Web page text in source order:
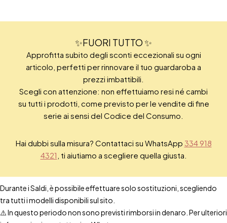
✨FUORI TUTTO ✨
Approfitta subito degli sconti eccezionali su ogni
articolo, perfetti per rinnovare il tuo guardaroba a
prezzi imbattibili.
Scegli con attenzione: non effettuiamo resi né cambi
su tutti i prodotti, come previsto per le vendite di fine
serie ai sensi del Codice del Consumo.
Hai dubbi sulla misura? Contattaci su WhatsApp 334 918
4321 , ti aiutiamo a scegliere quella giusta.
Durante i Saldi, è possibile effettuare solo sostituzioni, scegliendo
tra tutti i modelli disponibili sul sito.
⚠️ In questo periodo non sono previsti rimborsi in denaro. Per ulteriori